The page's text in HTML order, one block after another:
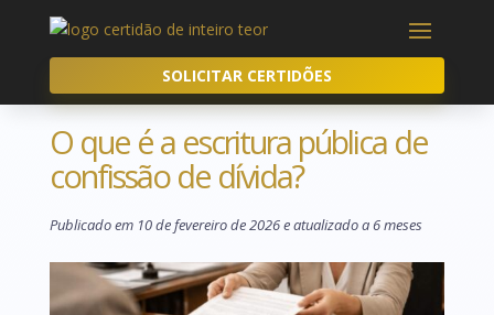
SOLICITAR CERTIDÕES
O que é a escritura pública de
confissão de dívida?
Publicado em 10 de fevereiro de 2026 e atualizado a 6 meses